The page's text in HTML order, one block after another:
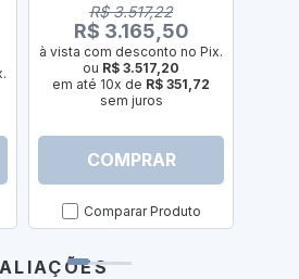
R$ 3.517,22
R$ 3.165,50
à vista com desconto no Pix.
ou R$ 3.517,20
em até 10x de R$ 351,72
sem juros
COMPRAR
Comparar Produto